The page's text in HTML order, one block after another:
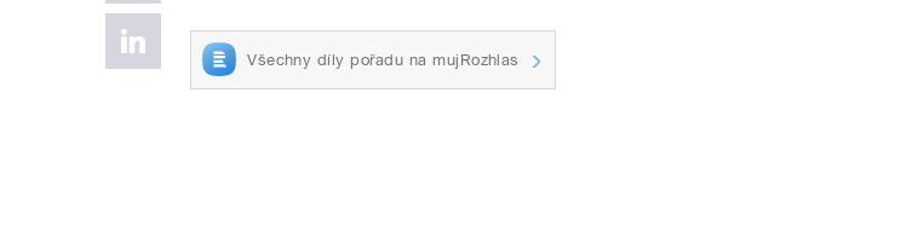
Všechny díly pořadu na mujRozhlas